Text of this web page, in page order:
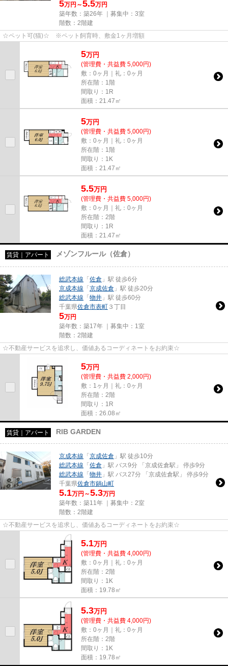
5万円～5.5万円
築年数：築26年 ｜募集中： 3室
階数：2階建
☆ペット可(猫)☆ ※ペット飼育時、敷金1ヶ月増額
5万円
(管理費・共益費 5,000円)
敷：0ヶ月｜礼：0ヶ月
所在階：1階
間取り：1R
面積：21.47㎡
5万円
(管理費・共益費 5,000円)
敷：0ヶ月｜礼：0ヶ月
所在階：1階
間取り：1K
面積：21.47㎡
5.5万円
(管理費・共益費 5,000円)
敷：0ヶ月｜礼：0ヶ月
所在階：2階
間取り：1R
面積：21.47㎡
賃貸｜アパート メゾンフルール（佐倉）
総武本線 「佐倉 」駅 徒歩6分
京成本線 「京成佐倉 」駅 徒歩20分
総武本線 「物井 」駅 徒歩60分
千葉県佐倉市表町 ３丁目
5万円
築年数：築17年 ｜募集中： 1室
階数：2階建
☆不動産サービスを追求し、価値あるコーディネートをお約束☆
5万円
(管理費・共益費 2,000円)
敷：1ヶ月｜礼：0ヶ月
所在階：2階
間取り：1R
面積：26.08㎡
賃貸｜アパート RIB GARDEN
京成本線 「京成佐倉 」駅 徒歩10分
総武本線 「佐倉 」駅 バス9分 「京成佐倉駅」 停歩9分
総武本線 「物井 」駅 バス27分 「京成佐倉駅」 停歩9分
千葉県佐倉市鍋山町
5.1万円～5.3万円
築年数：築11年 ｜募集中： 2室
階数：2階建
☆不動産サービスを追求し、価値あるコーディネートをお約束☆
5.1万円
(管理費・共益費 4,000円)
敷：0ヶ月｜礼：0ヶ月
所在階：2階
間取り：1K
面積：19.78㎡
5.3万円
(管理費・共益費 4,000円)
敷：0ヶ月｜礼：0ヶ月
所在階：2階
間取り：1K
面積：19.78㎡